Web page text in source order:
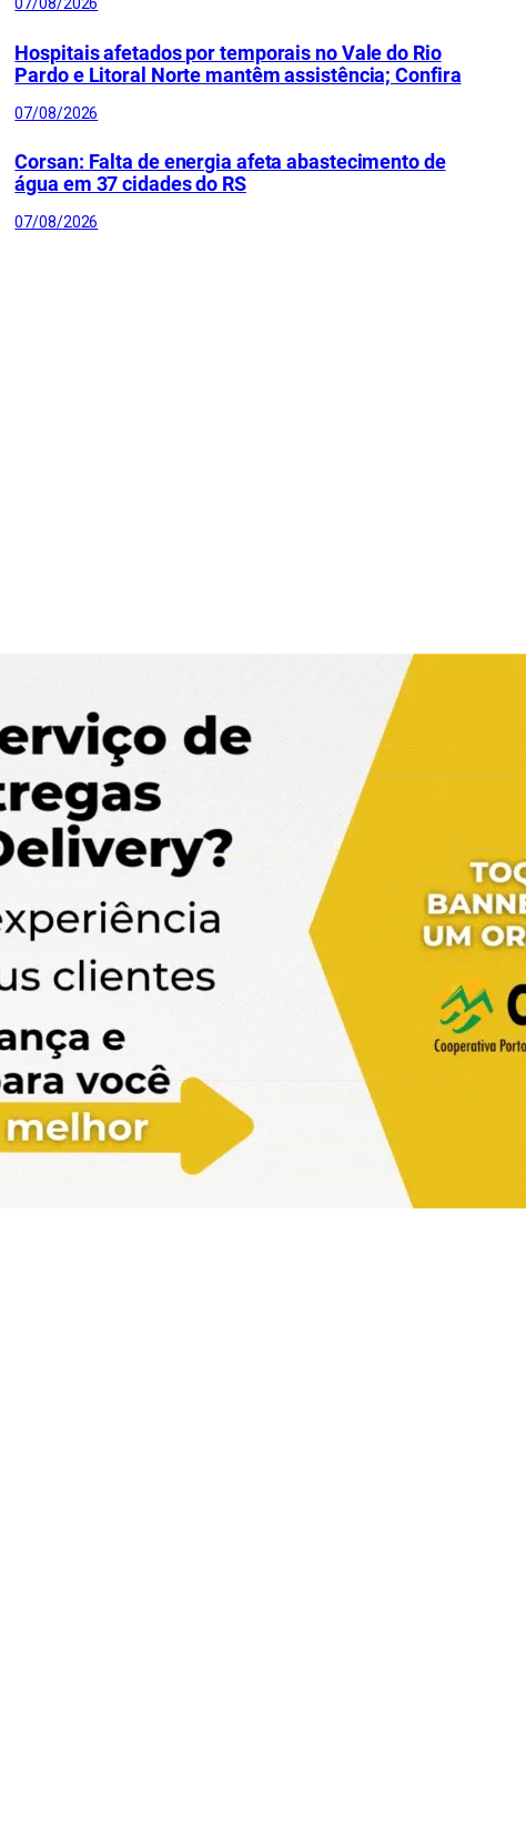
Hospitais afetados por temporais no Vale do Rio
Pardo e Litoral Norte mantêm assistência; Confira
07/08/2026
Corsan: Falta de energia afeta abastecimento de
água em 37 cidades do RS
07/08/2026